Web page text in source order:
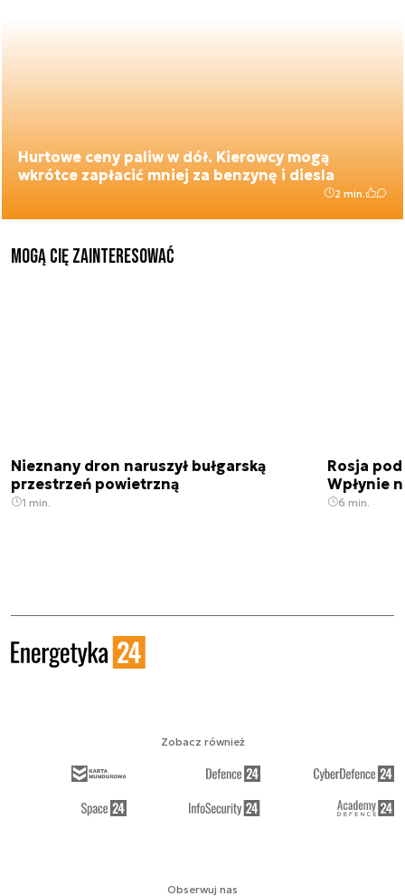
Hurtowe ceny paliw w dół. Kierowcy mogą
wkrótce zapłacić mniej za benzynę i diesla
2 min.
Mogą Cię zainteresować
Nieznany dron naruszył bułgarską
przestrzeń powietrzną
1 min.
Rosja
Wpłynie
6 min.
Obserwuj nas
Zobacz również